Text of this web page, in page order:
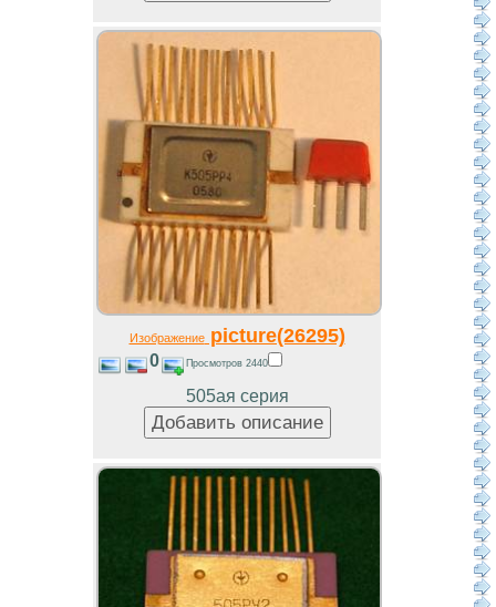
Изображениеpicture(26295)
0 Просмотров 2440
505ая серия